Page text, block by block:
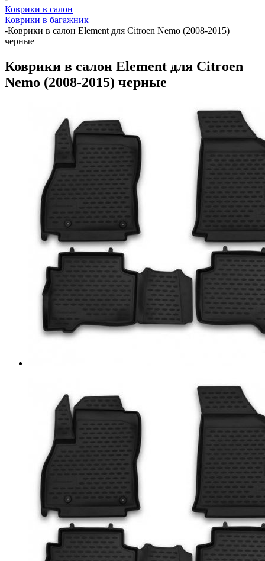
Коврики в салон
Коврики в багажник
-Коврики в салон Element для Citroen Nemo (2008-2015)
черные
Коврики в салон Element для Citroen
Nemo (2008-2015) черные